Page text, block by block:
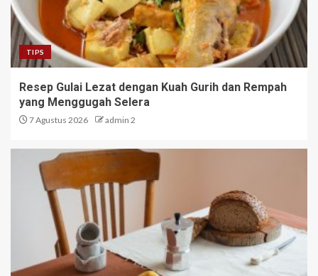
TIPS
Resep Gulai Lezat dengan Kuah Gurih dan Rempah
yang Menggugah Selera
7 Agustus 2026 admin 2